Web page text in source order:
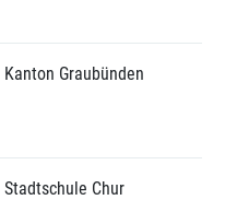
Kanton Graubünden
Stadtschule Chur